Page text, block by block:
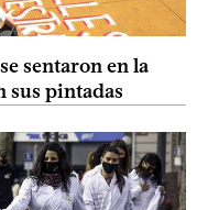
sentaron en la
sus pintadas